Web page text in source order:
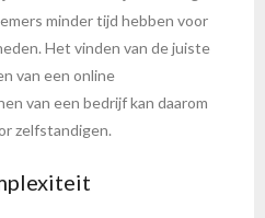
minder tijd hebben voor
Het vinden van de juiste
van een online
van een bedrijf kan daarom
zelfstandigen.